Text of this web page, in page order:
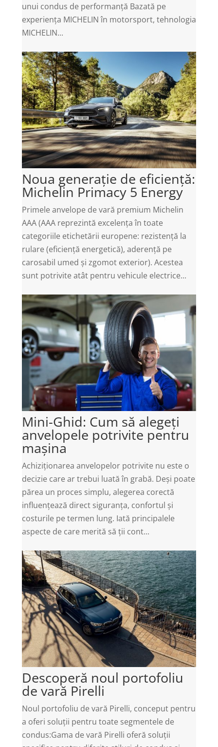
unui condus de performanță Bazată pe
experiența MICHELIN în motorsport, tehnologia
MICHELIN...
Noua generație de eficiență:
Michelin Primacy 5 Energy
Primele anvelope de vară premium Michelin
AAA (AAA reprezintă excelența în toate
categoriile etichetării europene: rezistență la
rulare (eficiență energetică), aderență pe
carosabil umed și zgomot exterior). Acestea
sunt potrivite atât pentru vehicule electrice...
Mini-Ghid: Cum să alegeți
anvelopele potrivite pentru
mașina
Achiziționarea anvelopelor potrivite nu este o
decizie care ar trebui luată în grabă. Deși poate
părea un proces simplu, alegerea corectă
influențează direct siguranța, confortul și
costurile pe termen lung. Iată principalele
aspecte de care merită să ții cont...
Descoperă noul portofoliu
de vară Pirelli
Noul portofoliu de vară Pirelli, conceput pentru
a oferi soluții pentru toate segmentele de
condus:Gama de vară Pirelli oferă soluții